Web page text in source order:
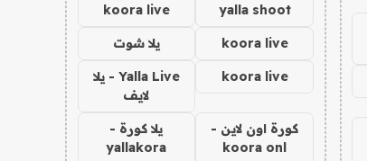
yalla shoot
koora live
koora live يلا شوت
koora live
Yalla Live - يلا
لايف
كورة اون لاين -
koora onl
يلا كورة -
yallakora